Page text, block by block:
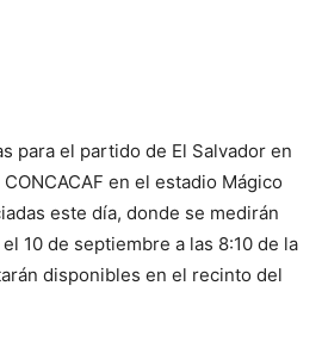
para el partido de El Salvador en
en el estadio Mágico
este día, donde se medirán
10 de septiembre a las 8:10 de la
disponibles en el recinto del